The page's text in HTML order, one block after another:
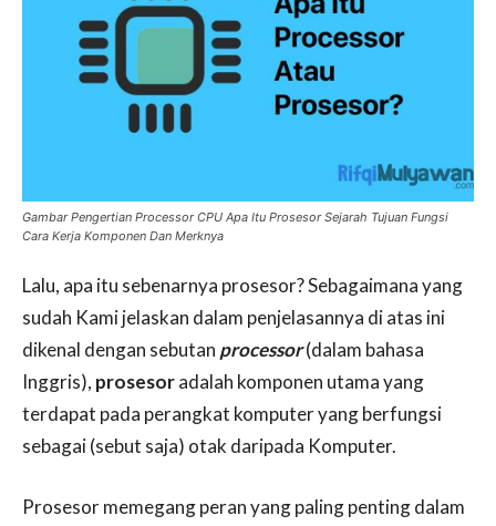
Gambar Pengertian Processor CPU Apa Itu Prosesor Sejarah Tujuan Fungsi
Cara Kerja Komponen Dan Merknya
Lalu, apa itu sebenarnya prosesor? Sebagaimana yang
sudah Kami jelaskan dalam penjelasannya di atas ini
dikenal dengan sebutan processor(dalam bahasa
Inggris), prosesoradalah komponen utama yang
terdapat pada perangkat komputer yang berfungsi
sebagai (sebut saja) otak daripada Komputer.
Prosesor memegang peran yang paling penting dalam